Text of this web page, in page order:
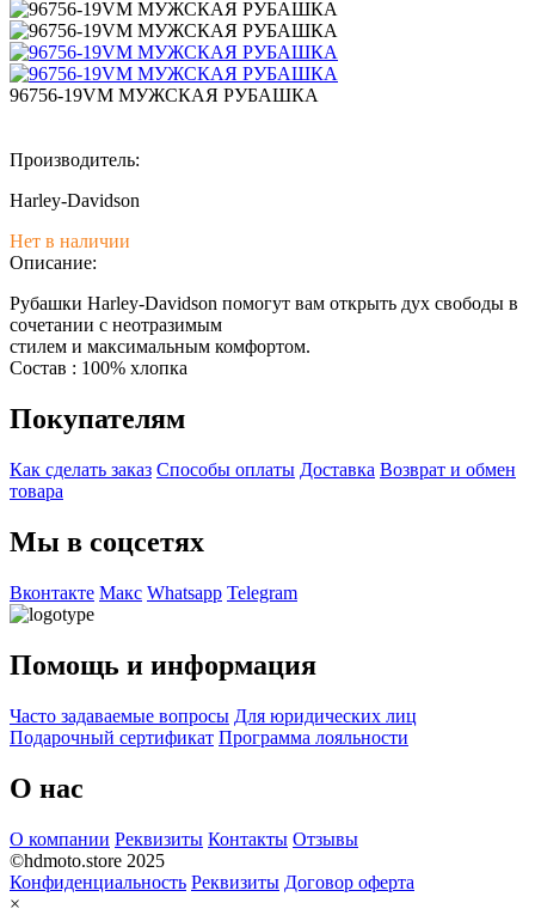
96756-19VM МУЖСКАЯ РУБАШКА
Производитель:
Harley-Davidson
Нет в наличии
Описание:
Рубашки Harley-Davidson помогут вам открыть дух свободы в
сочетании с неотразимым
стилем и максимальным комфортом.
Состав : 100% хлопка
Покупателям
Как сделать заказ Способы оплаты Доставка Возврат и обмен
товара
Мы в соцсетях
Вконтакте Макс Whatsapp Telegram
Помощь и информация
Часто задаваемые вопросы Для юридических лиц
Подарочный сертификат Программа лояльности
О нас
О компании Реквизиты Контакты Отзывы
©hdmoto.store 2025
Конфиденциальность Реквизиты Договор оферта
×